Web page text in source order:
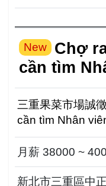
New
Chợ
cần tìm
三重果菜市場誠
cần tìm Nhân
sáng đến 9-10
月薪 38000 ~
新北市三重區中